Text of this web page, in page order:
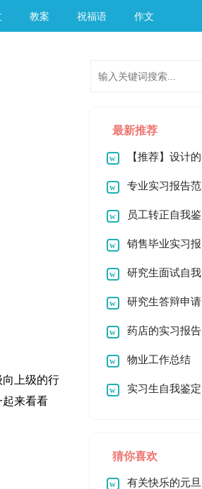
教案 祝福语 作文
上级的行
起来看看
最新推荐
【推荐】设计的
实习报告汇总8篇
专业实习报告范
文集合7篇员工转正自我鉴
定(15篇)销售毕业实习报
告 研究生面试自我
介绍研究生答辩申请
书 药店的实习报告
范文汇编五篇
物业工作总结
实习生自我鉴定
猜你喜欢
有关快乐的元旦